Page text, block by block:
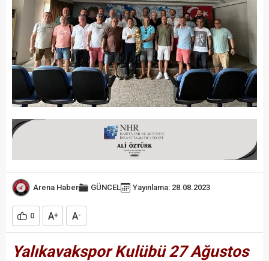
Arena Haber GÜNCEL Yayınlama: 28.08.2023
0 A+ A-
Yalıkavakspor Kulübü 27 Ağustos